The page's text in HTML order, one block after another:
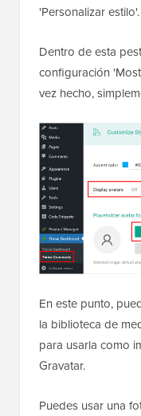
'Personalizar estilo'.
Dentro de esta
configuración
vez hecho,
En este punto,
la biblioteca de
para usarla como
Gravatar.
Puedes usar una